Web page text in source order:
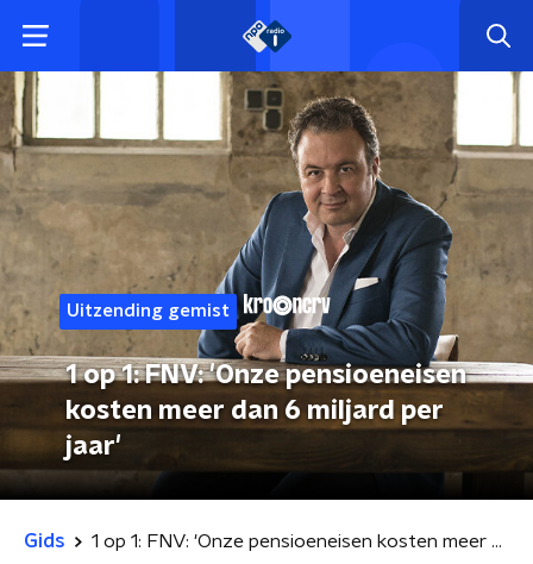
Uitzending gemist
1 op 1: FNV: 'Onze pensioeneisen
kosten meer dan 6 miljard per
jaar'
Gids 1 op 1: FNV: 'Onze pensioeneisen kosten meer dan 6 miljard per jaar'